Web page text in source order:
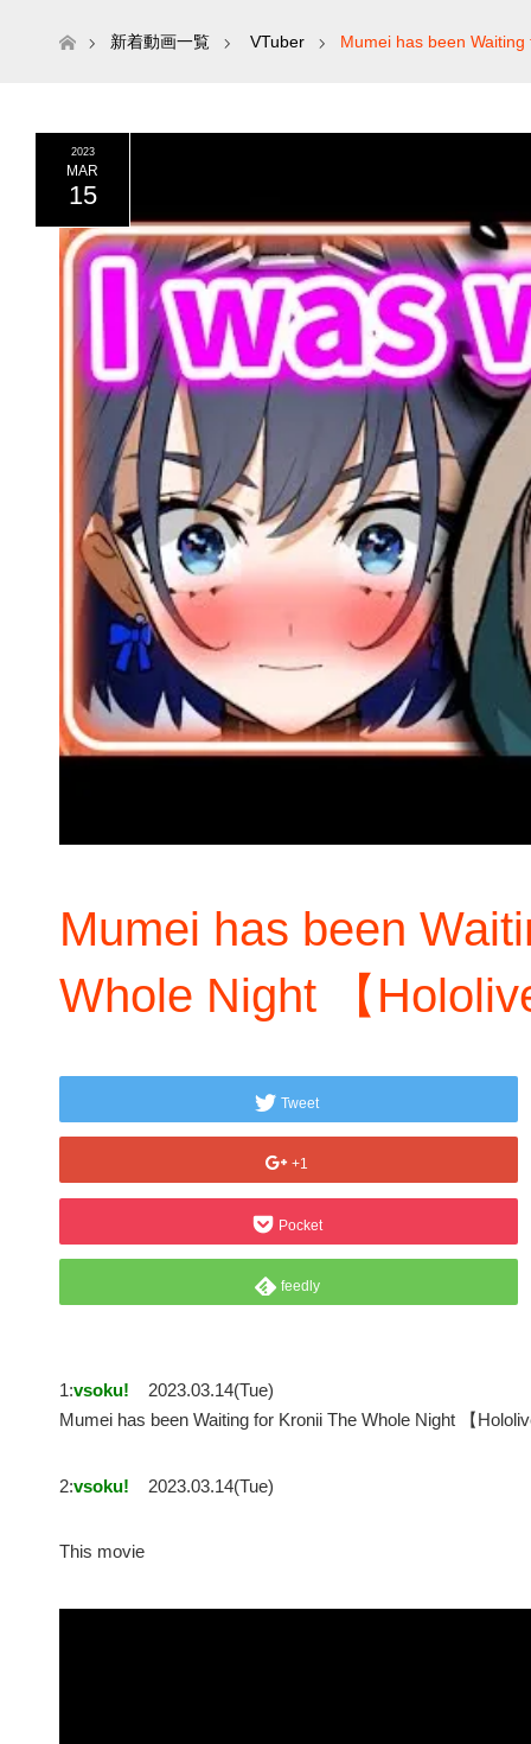
ホーム新着動画一覧 VTuber Mumei has been
2023
MAR
15
Mumei has been
Whole Night 【
Tweet
+1
Pocket
feedly
1:vsoku!
2023.03.14(Tue)
Mumei has been Waiting for Kronii The Whole Night 【
2:vsoku! 2023.03.14(Tue)
This movie